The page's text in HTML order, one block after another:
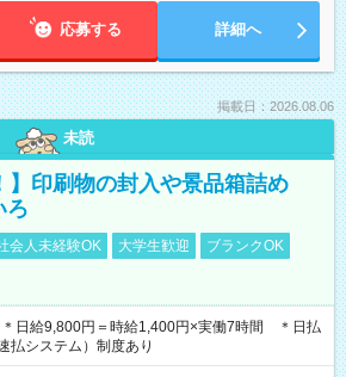
応募する 詳細へ
掲載日：2026.08.06
未読
】印刷物の封入や景品箱詰め
ろ
会人未経験OK 大学生歓迎
ブランクOK
日給9,800円＝時給1,400円×実働7時間 ＊日払
払システム）制度あり